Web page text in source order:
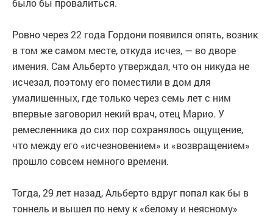
было бы провалиться.
Ровно через 22 года Гордони появился опять, возник
в том же самом месте, откуда исчез, — во дворе
имения. Сам Альберто утверждал, что он никуда не
исчезал, поэтому его поместили в дом для
умалишенных, где только через семь лет с ним
впервые заговорил некий врач, отец Марио. У
ремесленника до сих пор сохранялось ощущение,
что между его «исчезновением» и «возвращением»
прошло совсем немного времени.
Тогда, 29 лет назад, Альберто вдруг попал как бы в
тоннель и вышел по нему к «белому и неясному»